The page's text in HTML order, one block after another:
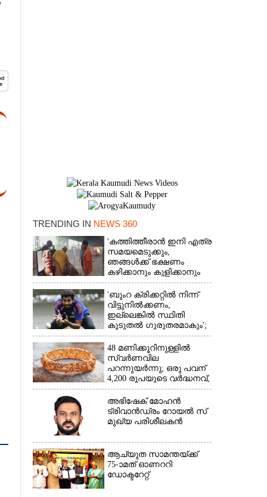
TRENDING IN NEWS 360
'കത്തിത്തീരാൻ ഇനി എത്ര
സമയമെടുക്കും,
ഞങ്ങൾക്ക് ഭക്ഷണം
കഴിക്കാനും കുളിക്കാനും
ഉള്ളതാണ്': അച്ഛന്റെ
സംസ്കാരചടങ്ങിനിടെ
മക്കൾ
'ബുംറ ക്രിക്കറ്റിൽ നിന്ന്
വിട്ടുനിൽക്കണം,
ഇല്ലെങ്കിൽ സ്ഥിതി
കൂടുതൽ ഗുരുതരമാകും';
മുന്നറിയിപ്പുമായി മുൻ
താരം
48 മണിക്കൂറിനുള്ളിൽ
സ്വർണവില
പറന്നുയർന്നു; ഒരു പവന്
4,200 രൂപയുടെ വർദ്ധനവ്,
വിവാഹ സീസണിൽ
കനത്ത തിരിച്ചടി
അഭിഷേക് മോഹൻ
ട്രിവാൻഡ്രം റോയൽ സ്
മുഖ്യ പരിശീലകൻ
ആച്യുത സാമന്തയ്ക്ക്
75-ാമത് ഓണററി
ഡോക്ടറേറ്റ്
×